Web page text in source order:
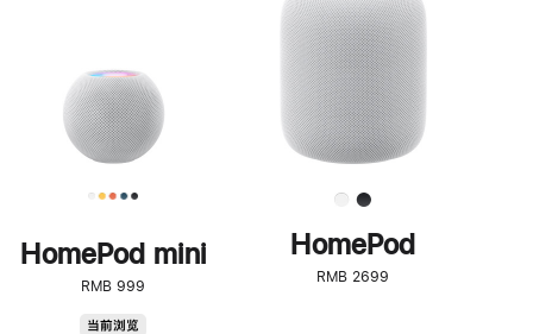
HomePod mini
RMB 999
当前浏览
了
解
HomePod<
HomePod
RMB 2699